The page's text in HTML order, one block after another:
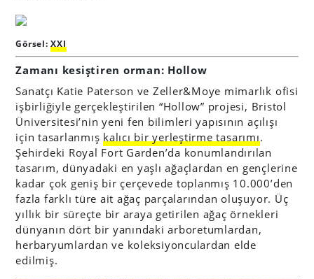
Görsel:XXI
Zamanı kesiştiren orman: Hollow
Sanatçı Katie Paterson ve Zeller&Moye mimarlık ofisi
işbirliğiyle gerçekleştirilen “Hollow” projesi, Bristol
Üniversitesi’nin yeni fen bilimleri yapısının açılışı
için tasarlanmış kalıcı bir yerleştirme tasarımı.
Şehirdeki Royal Fort Garden’da konumlandırılan
tasarım, dünyadaki en yaşlı ağaçlardan en gençlerine
kadar çok geniş bir çerçevede toplanmış 10.000’den
fazla farklı türe ait ağaç parçalarından oluşuyor. Üç
yıllık bir süreçte bir araya getirilen ağaç örnekleri
dünyanın dört bir yanındaki arboretumlardan,
herbaryumlardan ve koleksiyonculardan elde
edilmiş.